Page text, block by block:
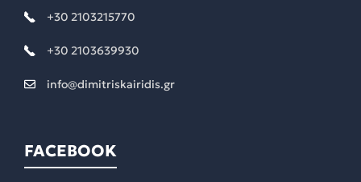
+30 2103215770
+30 2103639930
info@dimitriskairidis.gr
FACEBOOK